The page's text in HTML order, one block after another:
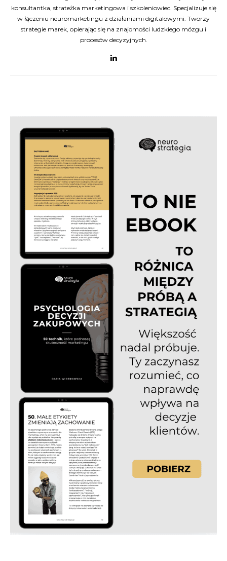
konsultantka, strateżka marketingowa i szkoleniowiec. Specjalizuje się
w łączeniu neuromarketingu z działaniami digitalowymi. Tworzy
strategie marek, opierając się na znajomości ludzkiego mózgu i
procesów decyzyjnych.